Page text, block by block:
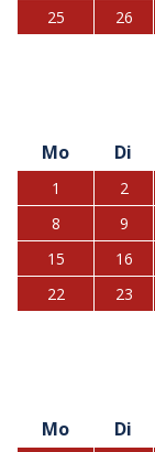
25
26
Mo
Di
1 2
8
9
15
16
22
23
Mo
Di